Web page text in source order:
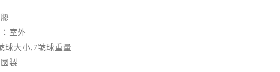
室外
球大小,7號球重量
製